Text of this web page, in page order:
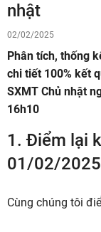
nhật
02/02/2025
Phân tích, thống
chi tiết 100% kết
SXMT Chủ nhật
16h10
1. Điểm lại
01/02/2025
Cùng chúng tôi